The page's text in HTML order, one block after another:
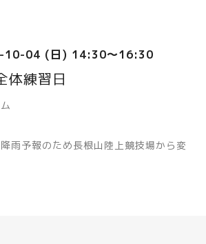
10-04 (日) 14:30～16:30
体練習日
降雨予報のため長根山陸上競技場から変